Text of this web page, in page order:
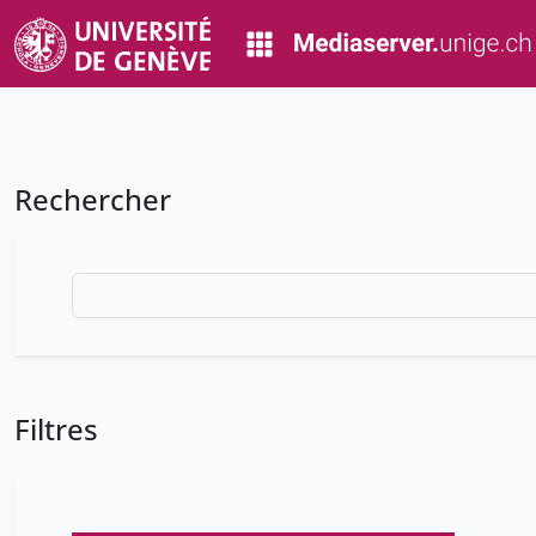
Rechercher
Filtres